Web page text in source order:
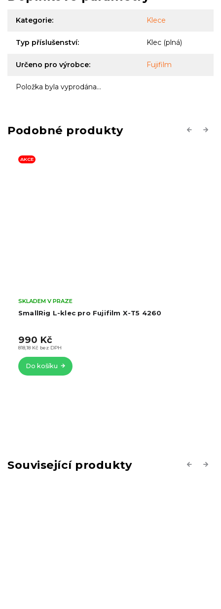
Kategorie: Klece
Typ příslušenství: Klec (plná)
Určeno pro výrobce: Fujifilm
Položka byla vyprodána…
Previous
AKCE
SmallRig L-klec pro Fujifilm X-T5 4260
SKLADEM V PRAZE
818,18 Kč bez DPH
990 Kč
Do košíku
Next
Související produkty Previous
Next